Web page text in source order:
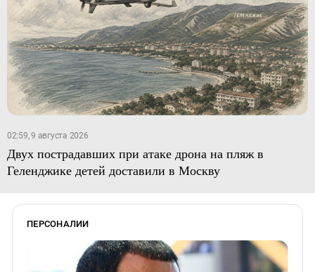
02:59, 9 августа 2026
Двух пострадавших при атаке дрона на пляж в
Геленджике детей доставили в Москву
ПЕРСОНАЛИИ